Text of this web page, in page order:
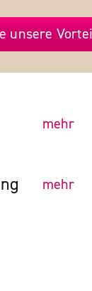
unsere
mehr
mehr